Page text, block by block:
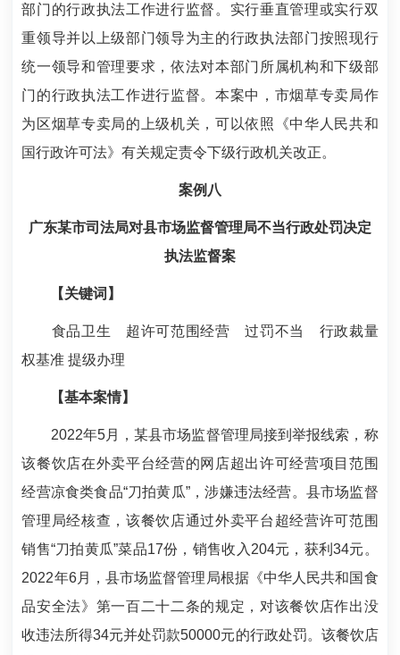
部门的行政执法工作进行监督。实行垂直管理或实行双
重领导并以上级部门领导为主的行政执法部门按照现行
统一领导和管理要求，依法对本部门所属机构和下级部
门的行政执法工作进行监督。本案中，市烟草专卖局作
为区烟草专卖局的上级机关，可以依照《中华人民共和
国行政许可法》有关规定责令下级行政机关改正。
案例八
广东某市司法局对县市场监督管理局不当行政处罚决定
执法监督案
【关键词】
食品卫生 超许可范围经营 过罚不当 行政裁量
权基准 提级办理
【基本案情】
2022年5月，某县市场监督管理局接到举报线索，称
该餐饮店在外卖平台经营的网店超出许可经营项目范围
经营凉食类食品“刀拍黄瓜”，涉嫌违法经营。县市场监督
管理局经核查，该餐饮店通过外卖平台超经营许可范围
销售“刀拍黄瓜”菜品17份，销售收入204元，获利34元。
2022年6月，县市场监督管理局根据《中华人民共和国食
品安全法》第一百二十二条的规定，对该餐饮店作出没
收违法所得34元并处罚款50000元的行政处罚。该餐饮店